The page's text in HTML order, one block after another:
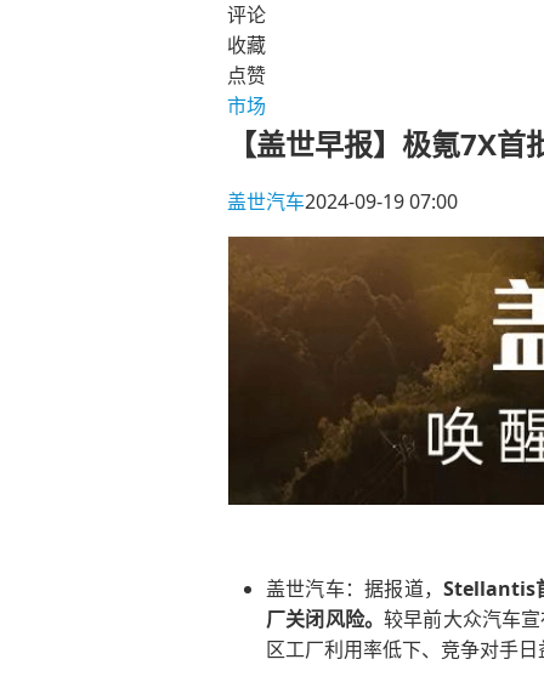
评论
收藏
点赞
市场
【盖世早报】极氪7X
盖世汽车2024-09-19 07:00
盖世汽车：据报道，Stellantis
厂关闭风险。较早前大众汽车
区工厂利用率低下、竞争对手